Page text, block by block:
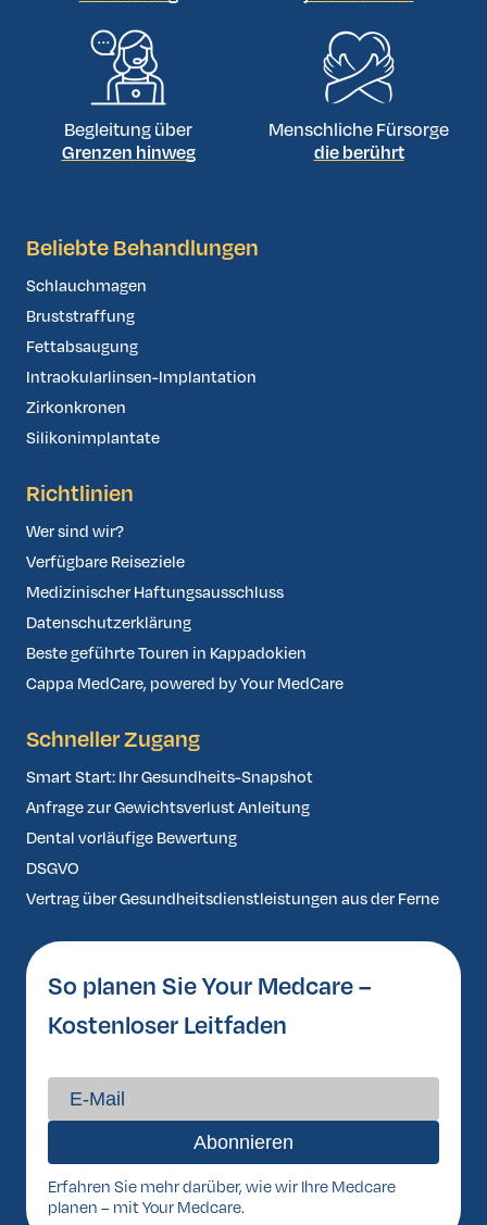
Begleitung über
Grenzen hinweg
Menschliche Fürsorge
die berührt
Beliebte Behandlungen
Schlauchmagen
Bruststraffung
Fettabsaugung
Intraokularlinsen-Implantation
Zirkonkronen
Silikonimplantate
Richtlinien
Wer sind wir?
Verfügbare Reiseziele
Medizinischer Haftungsausschluss
Datenschutzerklärung
Beste geführte Touren in Kappadokien
Cappa MedCare, powered by Your MedCare
Schneller Zugang
Smart Start: Ihr Gesundheits-Snapshot
Anfrage zur Gewichtsverlust Anleitung
Dental vorläufige Bewertung
DSGVO
Vertrag über Gesundheitsdienstleistungen aus der Ferne
So planen Sie Your Medcare –
Kostenloser Leitfaden
Erfahren Sie mehr darüber, wie wir Ihre Medcare
planen – mit Your Medcare.